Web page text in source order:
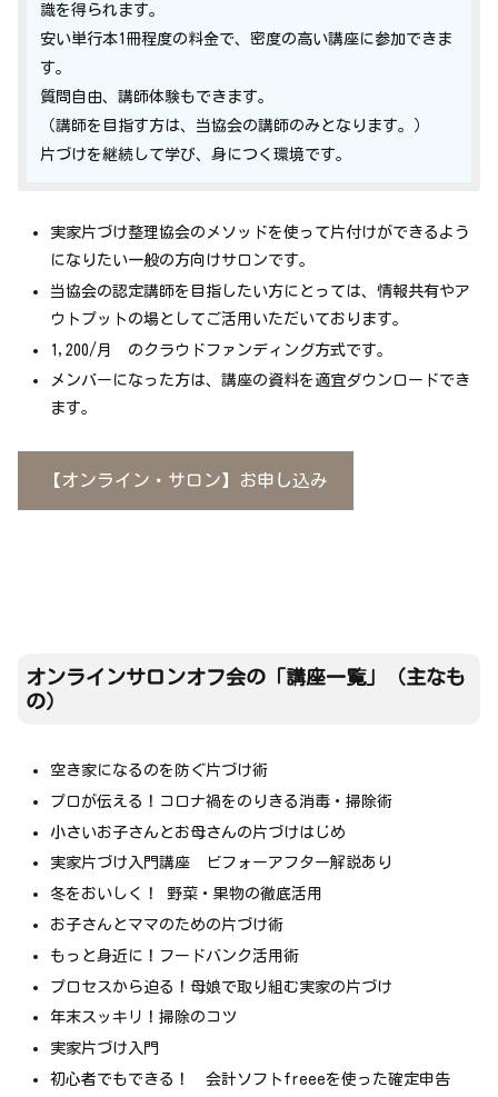
識を得られます。
安い単行本1冊程度の料金で、密度の高い講座に参加できま
す。
質問自由、講師体験もできます。
（講師を目指す方は、当協会の講師のみとなります。）
片づけを継続して学び、身につく環境です。
実家片づけ整理協会のメソッドを使って片付けができるよう
になりたい一般の方向けサロンです。
当協会の認定講師を目指したい方にとっては、情報共有やア
ウトプットの場としてご活用いただいております。
1,200/月 のクラウドファンディング方式です。
メンバーになった方は、講座の資料を適宜ダウンロードでき
ます。
【オンライン・サロン】お申し込み
オンラインサロンオフ会の 「講座一覧」（主なも
の）
空き家になるのを防ぐ片づけ術
プロが伝える！コロナ禍をのりきる消毒・掃除術
小さいお子さんとお母さんの片づけはじめ
実家片づけ入門講座 ビフォーアフター解説あり
冬をおいしく！ 野菜・果物の徹底活用
お子さんとママのための片づけ術
もっと身近に！フードバンク活用術
プロセスから迫る！母娘で取り組む実家の片づけ
年末スッキリ！掃除のコツ
実家片づけ入門
初心者でもできる！ 会計ソフトfreeeを使った確定申告